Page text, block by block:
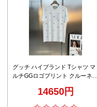
グッチ ハイブランド Tシャツ マ
ルチGGロゴプリント クルーネッ
14650円